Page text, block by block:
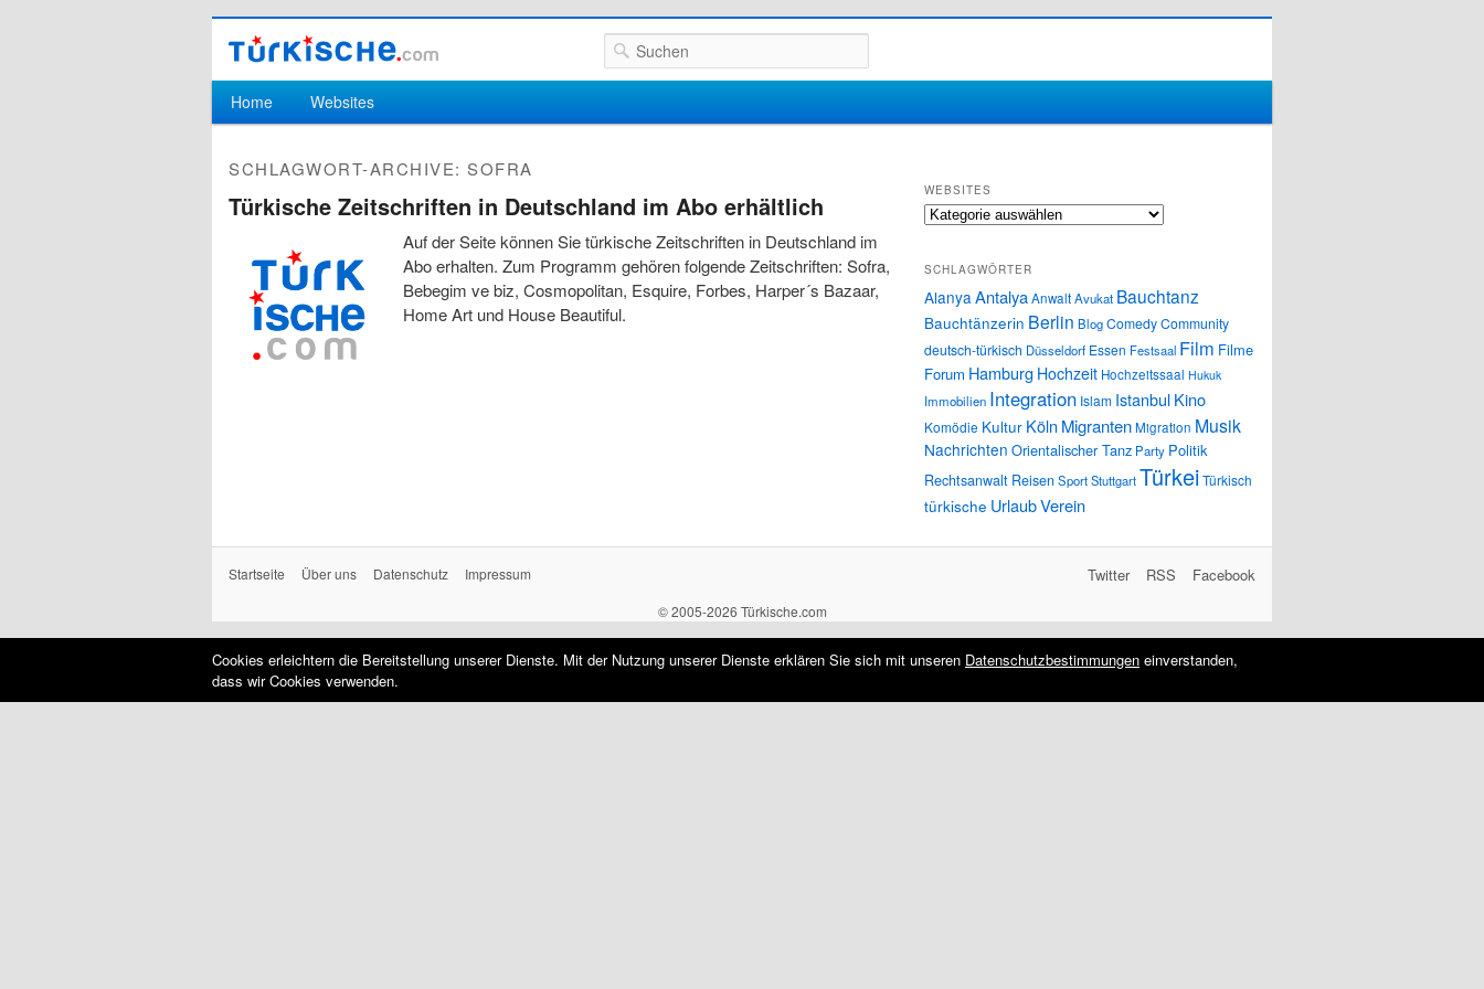
Suchen
Hauptmenü
Zum Inhalt wechseln
Zum sekundären Inhalt wechseln
Home Websites
SCHLAGWORT-ARCHIVE: SOFRA
Türkische Zeitschriften in Deutschland im Abo erhältlich
Auf der Seite können Sie türkische Zeitschriften in Deutschland im
Abo erhalten. Zum Programm gehören folgende Zeitschriften: Sofra,
Bebegim ve biz, Cosmopolitan, Esquire, Forbes, Harper´s Bazaar,
Home Art und House Beautiful.
WEBSITES
Websites
SCHLAGWÖRTER
Alanya AntalyaAnwaltAvukat Bauchtanz
Bauchtänzerin Berlin BlogComedyCommunity
deutsch-türkisch Düsseldorf Essen Festsaal Film Filme
Forum Hamburg Hochzeit Hochzeitssaal Hukuk
Immobilien Integration Islam IstanbulKino
Komödie Kultur Köln MigrantenMigration Musik
Nachrichten Orientalischer Tanz Party Politik
Rechtsanwalt ReisenSportStuttgartTürkeiTürkisch
türkische UrlaubVerein
Startseite Über uns Datenschutz Impressum Facebook
RSS
Twitter
© 2005-2026 Türkische.com
Cookies erleichtern die Bereitstellung unserer Dienste. Mit der Nutzung unserer Dienste erklären Sie sich mit unseren Datenschutzbestimmungen einverstanden,
dass wir Cookies verwenden.